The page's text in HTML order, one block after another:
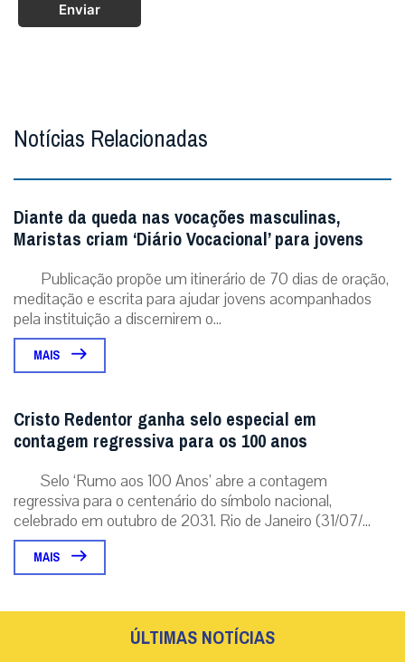
Enviar
Notícias Relacionadas
Diante da queda nas vocações masculinas,
Maristas criam ‘Diário Vocacional’ para jovens
Publicação propõe um itinerário de 70 dias de oração,
meditação e escrita para ajudar jovens acompanhados
pela instituição a discernirem o...
MAIS
Cristo Redentor ganha selo especial em
contagem regressiva para os 100 anos
Selo ‘Rumo aos 100 Anos’ abre a contagem
regressiva para o centenário do símbolo nacional,
celebrado em outubro de 2031. Rio de Janeiro (31/07/...
MAIS
ÚLTIMAS NOTÍCIAS